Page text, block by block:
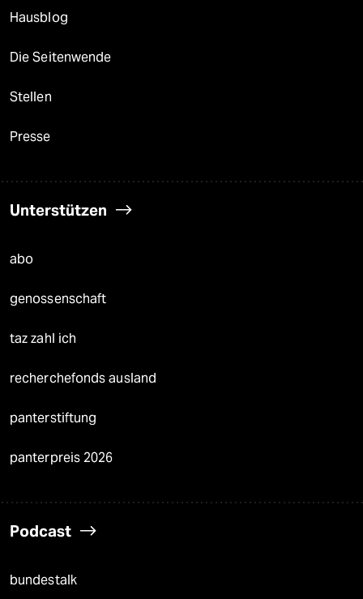
Hausblog
Die Seitenwende
Stellen
Presse
Unterstützen
abo
genossenschaft
taz zahl ich
recherchefonds ausland
panterstiftung
panterpreis 2026
Podcast
bundestalk